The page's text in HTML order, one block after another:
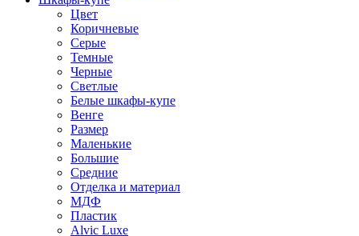
Цвет
Коричневые
Серые
Темные
Черные
Светлые
Белые шкафы-купе
Венге
Размер
Маленькие
Большие
Средние
Отделка и материал
МДФ
Пластик
Alvic Luxe